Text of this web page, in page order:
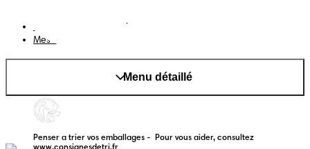
Changer le pays/région
Mes données
Menu détaillé